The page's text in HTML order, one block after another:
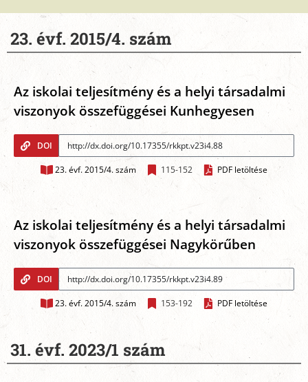
23. évf. 2015/4. szám
Az iskolai teljesítmény és a helyi társadalmi
viszonyok összefüggései Kunhegyesen
DOI
23. évf. 2015/4. szám 115-152 PDF letöltése
Az iskolai teljesítmény és a helyi társadalmi
viszonyok összefüggései Nagykörűben
DOI
23. évf. 2015/4. szám 153-192 PDF letöltése
31. évf. 2023/1 szám